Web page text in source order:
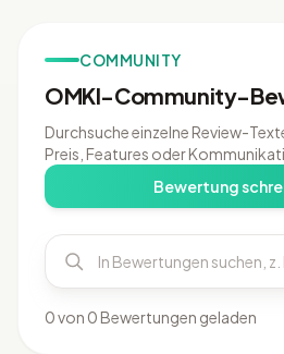
COMMUNITY
OMKI-Community-
Durchsuche einzelne Review-
Preis, Features oder
Bewertung
0 von 0 Bewertungen geladen